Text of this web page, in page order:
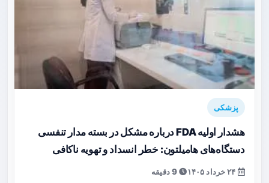
پزشکی
هشدار اولیه FDA درباره مشکل در بسته مدار تنفسی
دستگاه‌های هامیلتون: خطر انسداد و تهویه ناکافی
9 دقیقه